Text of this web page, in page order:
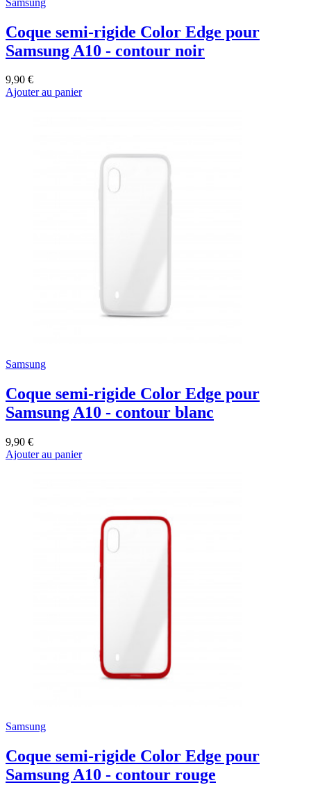
Coque semi-rigide Color Edge pour
Samsung A10 - contour noir
9,90 €
Ajouter au panier
Samsung
Coque semi-rigide Color Edge pour
Samsung A10 - contour blanc
9,90 €
Ajouter au panier
Samsung
Coque semi-rigide Color Edge pour
Samsung A10 - contour rouge